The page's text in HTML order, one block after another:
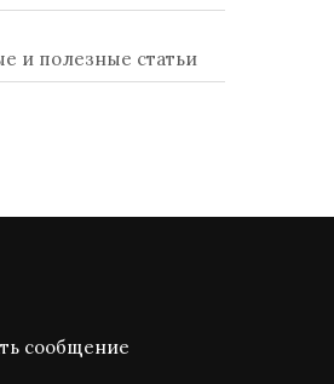
и полезные статьи
сообщение